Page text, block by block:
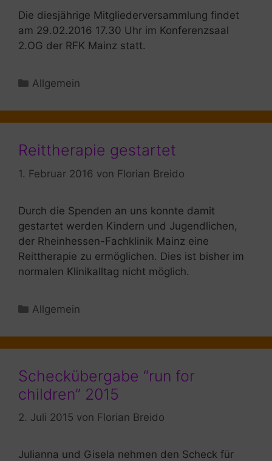
Die diesjährige Mitgliederversammlung findet
am 29.02.2016 17.30 Uhr im Konferenzsaal
2.OG der RFK Mainz statt.
Kategorien
Allgemein
Reittherapie gestartet
1. Februar 2016 von Florian Breido
Durch die Spenden an uns konnte damit
gestartet werden Kindern und Jugendlichen,
der Rheinhessen-Fachklinik Mainz eine
Reittherapie zu ermöglichen. Dies ist bisher im
normalen Klinikalltag nicht möglich.
Kategorien
Allgemein
Scheckübergabe “run for
children” 2015
2. Juli 2015 von Florian Breido
Julianna und Gisela nehmen den Scheck für